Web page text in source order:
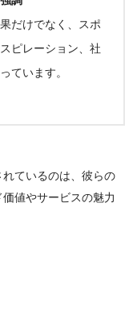
だけでなく、スポ
ピレーション、社
ています。
ているのは、 彼らの
値やサービスの魅力